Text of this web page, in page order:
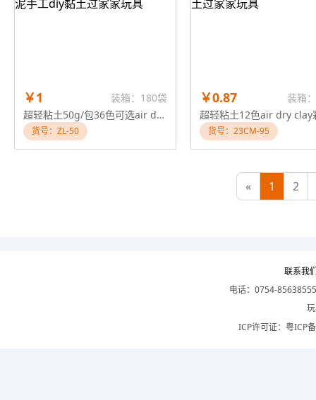
￥1
装箱：180袋
超轻粘土50g/包36色可选air dry clay彩泥风干粘土玩具太空泥手工diy黏土过家家玩具
货号：ZL-50
￥0.87 装箱
货号：23CM-95
« 1 2
联系我
电话：0754-
ICP许可证： 粤ICP